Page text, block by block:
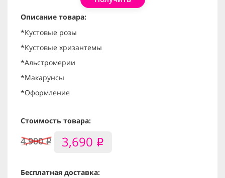
Описание товара:
*Кустовые розы
*Кустовые хризантемы
*Альстромерии
*Макарунсы
*Оформление
Стоимость товара:
4,900i 3,690 i
Бесплатная доставка: